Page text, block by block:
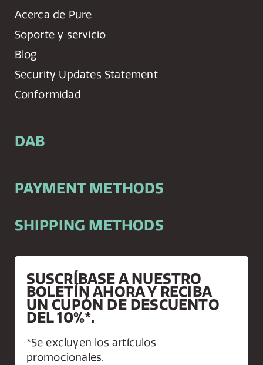
Acerca de Pure
Soporte y servicio
Blog
Security Updates Statement
Conformidad
DAB
PAYMENT METHODS
SHIPPING METHODS
SUSCRÍBASE A NUESTRO
BOLETÍN AHORA Y RECIBA
UN CUPÓN DE DESCUENTO
DEL 10%*.
*Se excluyen los artículos
promocionales.